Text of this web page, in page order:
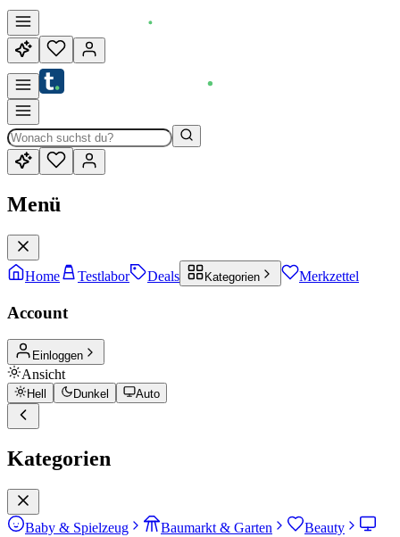
Menü
Home Testlabor Deals Kategorien Merkzettel
Account
Einloggen
Ansicht
Hell Dunkel Auto
Kategorien
Baby & Spielzeug Baumarkt & Garten
Beauty